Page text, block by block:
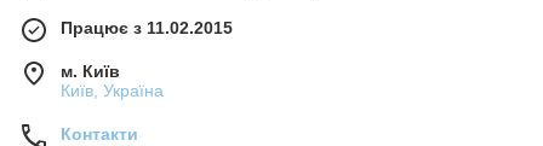
Працює з 11.02.2015
м. Київ
Київ, Україна
Контакти